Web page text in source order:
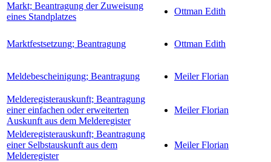
Markt; Beantragung der Zuweisung
eines Standplatzes
Ottman Edith
Marktfestsetzung; Beantragung Ottman Edith
Meldebescheinigung; Beantragung Meiler Florian
Melderegisterauskunft; Beantragung
einer einfachen oder erweiterten
Auskunft aus dem Melderegister
Meiler Florian
Melderegisterauskunft; Beantragung
einer Selbstauskunft aus dem
Melderegister
Meiler Florian